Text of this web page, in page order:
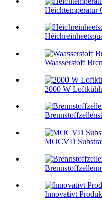
Héichtemperatur
Waasserstoff
2000 W
MOCVD
Innovativt